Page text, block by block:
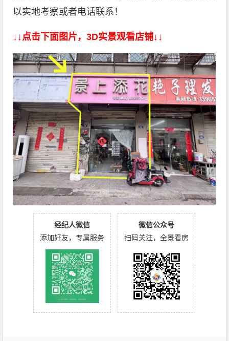
以实地考察或者电话联系！
↓↓点击下面图片，3D实景观看店铺↓↓
经纪人微信
添加好友，专属服务
微信公众号
扫码关注，全景看房